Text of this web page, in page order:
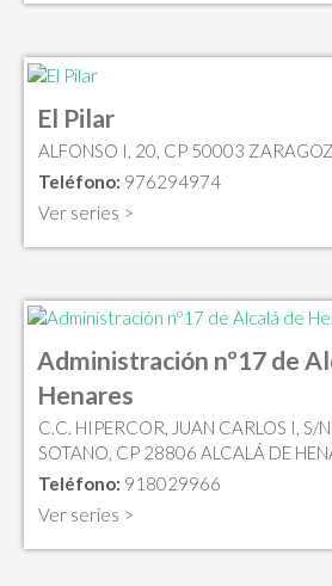
El Pilar
ALFONSO I, 20, CP 50003
Teléfono: 976294974
Ver series >
Administración nº17 de
Henares
C.C. HIPERCOR, JUAN CARLOS I, S/
SOTANO, CP 28806 ALCALÁ DE
Teléfono: 918029966
Ver series >